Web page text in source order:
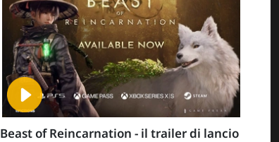
Beast of Reincarnation - il trailer di lancio